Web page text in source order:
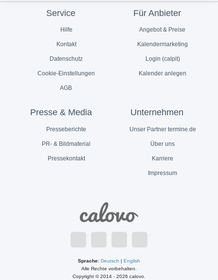
Service
Hilfe
Kontakt
Datenschutz
Cookie-Einstellungen
AGB
Für Anbieter
Angebot & Preise
Kalendermarketing
Login (calpit)
Kalender anlegen
Presse & Media
Presseberichte
PR- & Bildmaterial
Pressekontakt
Unternehmen
Unser Partner termine.de
Über uns
Karriere
Impressum
Sprache: Deutsch | English
Alle Rechte vorbehalten.
Copyright © 2014 - 2026 calovo.